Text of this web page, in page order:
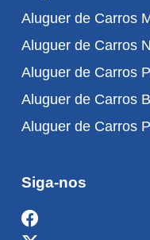
Aluguer de Carros
Aluguer de Carros
Aluguer de Carros
Aluguer de Carros
Aluguer de Carros
Siga-nos